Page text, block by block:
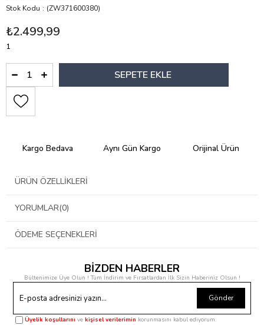
Stok Kodu (ZW371600380)
₺2.499,99
1
Kargo Bedava Aynı Gün Kargo Orijinal Ürün
ÜRÜN ÖZELLIKLERI
YORUMLAR(0)
ÖDEME SEÇENEKLERI
BİZDEN HABERLER
Bültenimize Üye Olun ! Tüm İndirim ve Fırsatlardan İlk Sizin Haberiniz Olsun !
Gönder
Üyelik koşullarını vekişisel verilerimin korunmasını kabul ediyorum.